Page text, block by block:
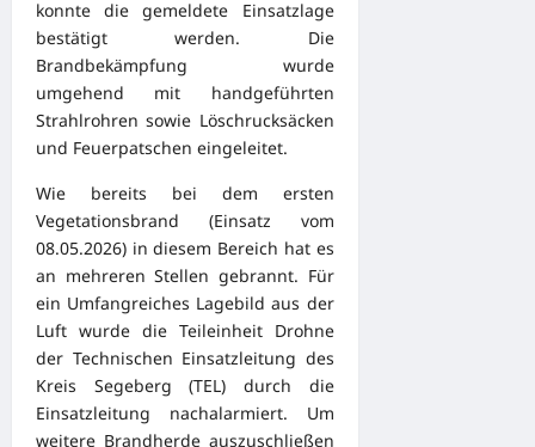
konnte die gemeldete Einsatzlage
bestätigt werden. Die
Brandbekämpfung wurde
umgehend mit handgeführten
Strahlrohren sowie Löschrucksäcken
und Feuerpatschen eingeleitet.
Wie bereits bei dem ersten
Vegetationsbrand (Einsatz vom
08.05.2026) in diesem Bereich hat es
an mehreren Stellen gebrannt. Für
ein Umfangreiches Lagebild aus der
Luft wurde die Teileinheit Drohne
der Technischen Einsatzleitung des
Kreis Segeberg (TEL) durch die
Einsatzleitung nachalarmiert. Um
weitere Brandherde auszuschließen